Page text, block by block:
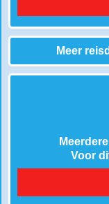
Meer
Voor